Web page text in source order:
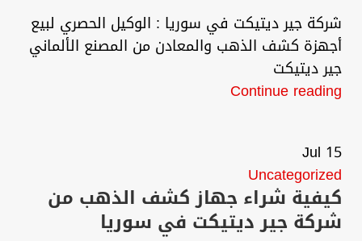
شركة جير ديتيكت في سوريا : الوكيل الحصري لبيع
أجهزة كشف الذهب والمعادن من المصنع الألماني
جير ديتيكت
Continue reading
15
Jul
Uncategorized
كيفية شراء جهاز كشف الذهب من
شركة جير ديتيكت في سوريا